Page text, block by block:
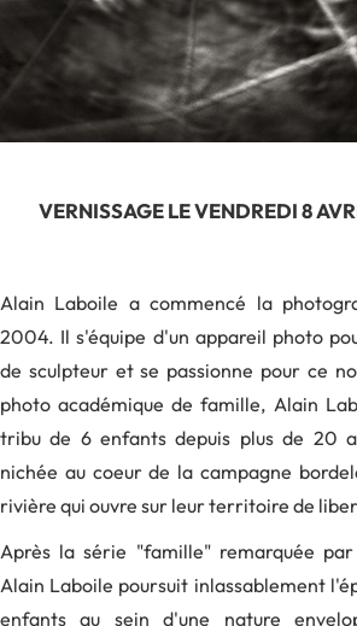
VERNISSAGE LE VENDREDI 8
Alain Laboile a commencé la
2004. Il s'équipe d'un appareil photo
de sculpteur et se passionne pour ce
photo académique de famille, Alain
tribu de 6 enfants depuis plus de 20
nichée au coeur de la campagne
rivière qui ouvre sur leur territoire de
Après la série "famille" remarquée
Alain Laboile poursuit inlassablement
enfants au sein d'une nature